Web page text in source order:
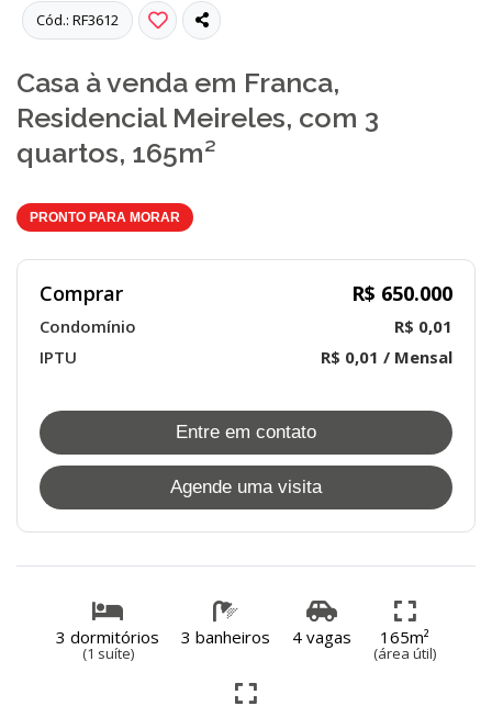
Cód.: RF3612
Casa à venda em Franca,
Residencial Meireles, com 3
quartos, 165m²
PRONTO PARA MORAR
Comprar R$ 650.000
Condomínio
R$ 0,01
IPTU
R$ 0,01 / Mensal
Entre em contato
Agende uma visita
3 dormitórios
(1 suíte)
3 banheiros 4 vagas 165m²
(área útil)